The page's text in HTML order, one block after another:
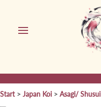
Start> Japan Koi > Asagi/ Shusui